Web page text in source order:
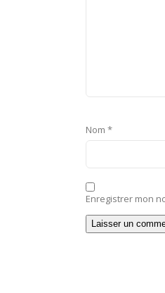
Nom *
Enregistrer mon